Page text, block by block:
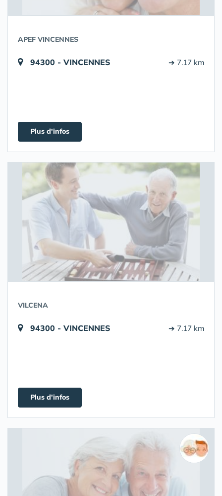
APEF VINCENNES
94300 - VINCENNES ➔ 7.17 km
Plus d'infos
VILCENA
94300 - VINCENNES ➔ 7.17 km
Plus d'infos